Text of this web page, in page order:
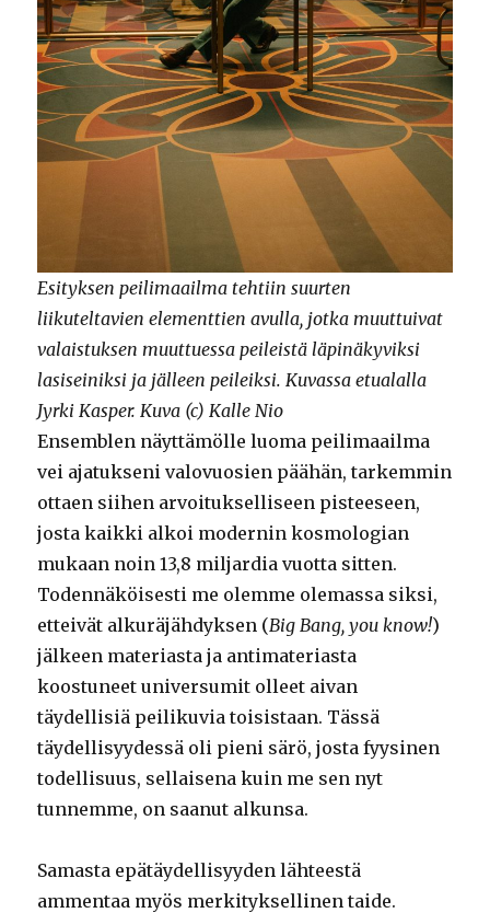
Esityksen peilimaailma tehtiin suurten
liikuteltavien elementtien avulla, jotka muuttuivat
valaistuksen muuttuessa peileistä läpinäkyviksi
lasiseiniksi ja jälleen peileiksi. Kuvassa etualalla
Jyrki Kasper. Kuva (c) Kalle Nio
Ensemblen näyttämölle luoma peilimaailma
vei ajatukseni valovuosien päähän, tarkemmin
ottaen siihen arvoitukselliseen pisteeseen,
josta kaikki alkoi modernin kosmologian
mukaan noin 13,8 miljardia vuotta sitten.
Todennäköisesti me olemme olemassa siksi,
etteivät alkuräjähdyksen (Big Bang, you know!)
jälkeen materiasta ja antimateriasta
koostuneet universumit olleet aivan
täydellisiä peilikuvia toisistaan. Tässä
täydellisyydessä oli pieni särö, josta fyysinen
todellisuus, sellaisena kuin me sen nyt
tunnemme, on saanut alkunsa.
Samasta epätäydellisyyden lähteestä
ammentaa myös merkityksellinen taide.